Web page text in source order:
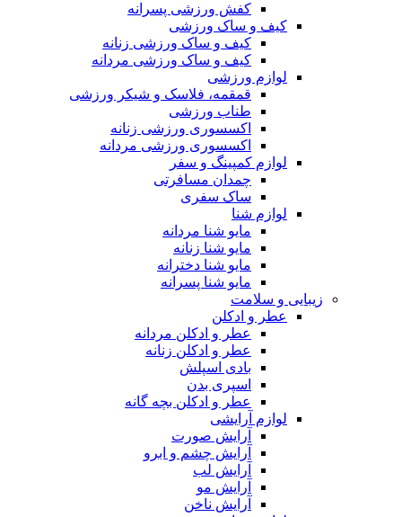
کفش ورزشی پسرانه
کیف و ساک ورزشی
کیف و ساک ورزشی زنانه
کیف و ساک ورزشی مردانه
لوازم ورزشی
قمقمه، فلاسک و شیکر ورزشی
طناب ورزشی
اکسسوری ورزشی زنانه
اکسسوری ورزشی مردانه
لوازم کمپینگ و سفر
چمدان مسافرتی
ساک سفری
لوازم شنا
مایو شنا مردانه
مایو شنا زنانه
مایو شنا دخترانه
مایو شنا پسرانه
زیبایی و سلامت
عطر و ادکلن
عطر و ادکلن مردانه
عطر و ادکلن زنانه
بادی اسپلش
اسپری بدن
عطر و ادکلن بچه گانه
لوازم آرایشی
آرایش صورت
آرایش چشم و ابرو
آرایش لب
آرایش مو
آرایش ناخن